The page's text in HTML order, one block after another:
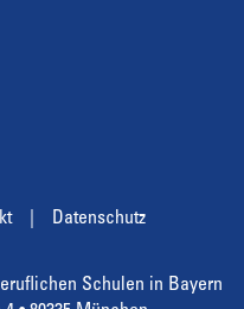
Datenschutz
Schulen in Bayern